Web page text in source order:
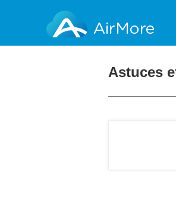
AirMore
Astuces